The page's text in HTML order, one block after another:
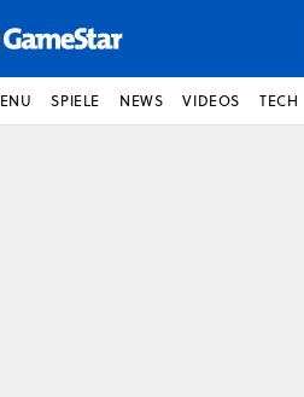
SPIELE NEWS VIDEOS TECH